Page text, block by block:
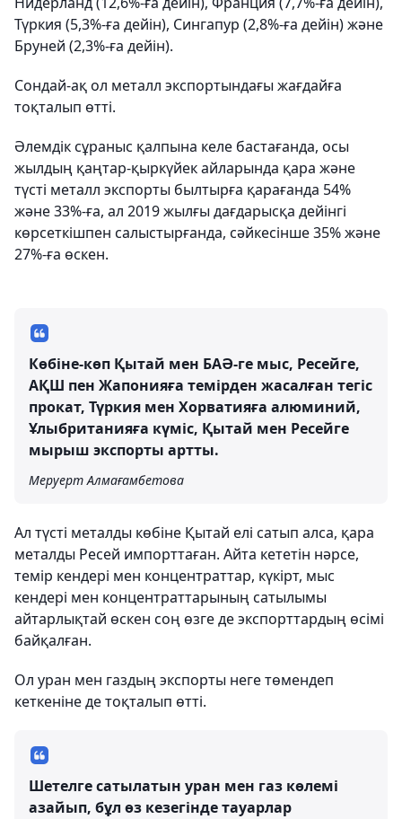
Түркия (5,3%-ға дейін), Сингапур (2,8%-ға дейін) және
Бруней (2,3%-ға дейін).
Сондай-ақ ол металл экспортындағы жағдайға
тоқталып өтті.
Әлемдік сұраныс қалпына келе бастағанда, осы
жылдың қаңтар-қыркүйек айларында қара және
түсті металл экспорты былтырға қарағанда 54%
және 33%-ға, ал 2019 жылғы дағдарысқа дейінгі
көрсеткішпен салыстырғанда, сәйкесінше 35% және
27%-ға өскен.
Көбіне-көп Қытай мен БАӘ-ге мыс, Ресейге,
АҚШ пен Жапонияға темірден жасалған тегіс
прокат, Түркия мен Хорватияға алюминий,
Ұлыбританияға күміс, Қытай мен Ресейге
мырыш экспорты артты.
Меруерт Алмағамбетова
Ал түсті металды көбіне Қытай елі сатып алса, қара
металды Ресей импорттаған. Айта кететін нәрсе,
темір кендері мен концентраттар, күкірт, мыс
кендері мен концентраттарының сатылымы
айтарлықтай өскен соң өзге де экспорттардың өсімі
байқалған.
Ол уран мен газдың экспорты неге төмендеп
кеткеніне де тоқталып өтті.
Шетелге сатылатын уран мен газ көлемі
азайып, бұл өз кезегінде тауарлар